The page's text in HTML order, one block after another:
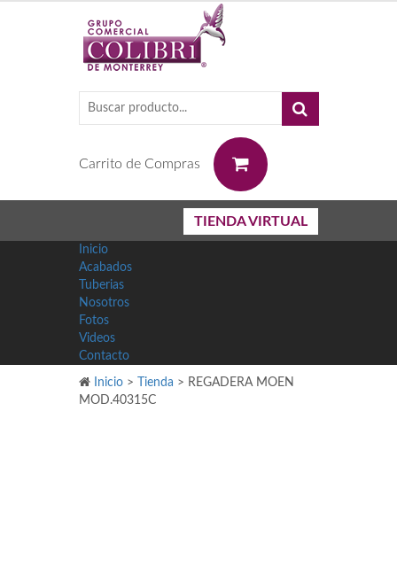
Carrito de Compras
TIENDA VIRTUAL
Inicio
Acabados
Tuberias
Nosotros
Fotos
Videos
Contacto
Inicio > Tienda > REGADERA MOEN
MOD.40315C